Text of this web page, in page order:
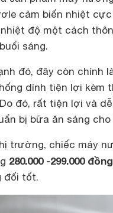
cảm biến nhiệt
độ một cách
sáng.
đó, đây còn chính
dính tiện lợi kèm
đó, rất tiện lợi và
bị bữa ăn sáng
trường, chiếc máy
280.000 -299.000 đồng
đối tốt.